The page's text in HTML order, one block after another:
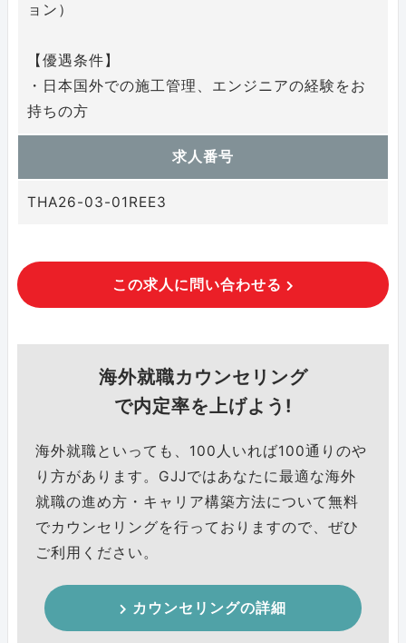
ョン）
【優遇条件】
・日本国外での施工管理、エンジニアの経験をお
持ちの方
求人番号
THA26-03-01REE3
この求人に問い合わせる
海外就職カウンセリング
で内定率を上げよう!
海外就職といっても、100人いれば100通りのや
り方があります。GJJではあなたに最適な海外
就職の進め方・キャリア構築方法について無料
でカウンセリングを行っておりますので、ぜひ
ご利用ください。
カウンセリングの詳細